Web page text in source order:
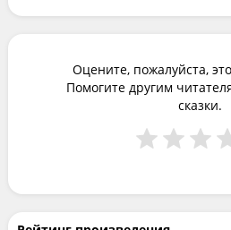
Оцените, пожалуйста,
Помогите другим
сказки.